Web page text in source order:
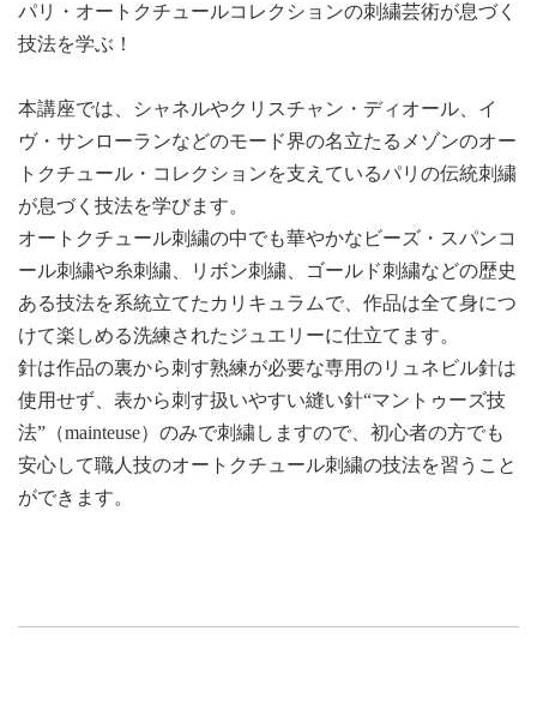
パリ・オートクチュールコレクションの刺繍芸術が息づく
技法を学ぶ！
本講座では、シャネルやクリスチャン・ディオール、イ
ヴ・サンローランなどのモード界の名立たるメゾンのオー
トクチュール・コレクションを支えているパリの伝統刺繍
が息づく技法を学びます。
オートクチュール刺繍の中でも華やかなビーズ・スパンコ
ール刺繍や糸刺繍、リボン刺繍、ゴールド刺繍などの歴史
ある技法を系統立てたカリキュラムで、作品は全て身につ
けて楽しめる洗練されたジュエリーに仕立てます。
針は作品の裏から刺す熟練が必要な専用のリュネビル針は
使用せず、表から刺す扱いやすい縫い針“マントゥーズ技
法”（mainteuse）のみで刺繍しますので、初心者の方でも
安心して職人技のオートクチュール刺繍の技法を習うこと
ができます。